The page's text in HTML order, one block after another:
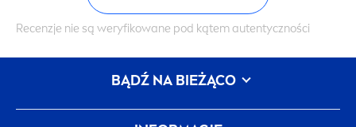
Recenzje nie są weryfikowane pod kątem autentyczności
BĄDŹ NA BIEŻĄCO